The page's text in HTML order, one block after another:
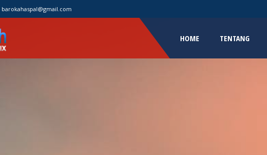
barokahaspal@gmail.com
HOME TENTANG